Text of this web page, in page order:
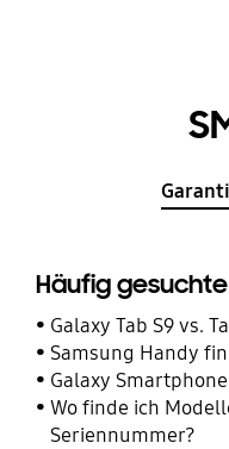
Häufig
Galaxy Tab S9 vs.
Samsung Handy
Galaxy
Wo finde ich
Seriennummer?